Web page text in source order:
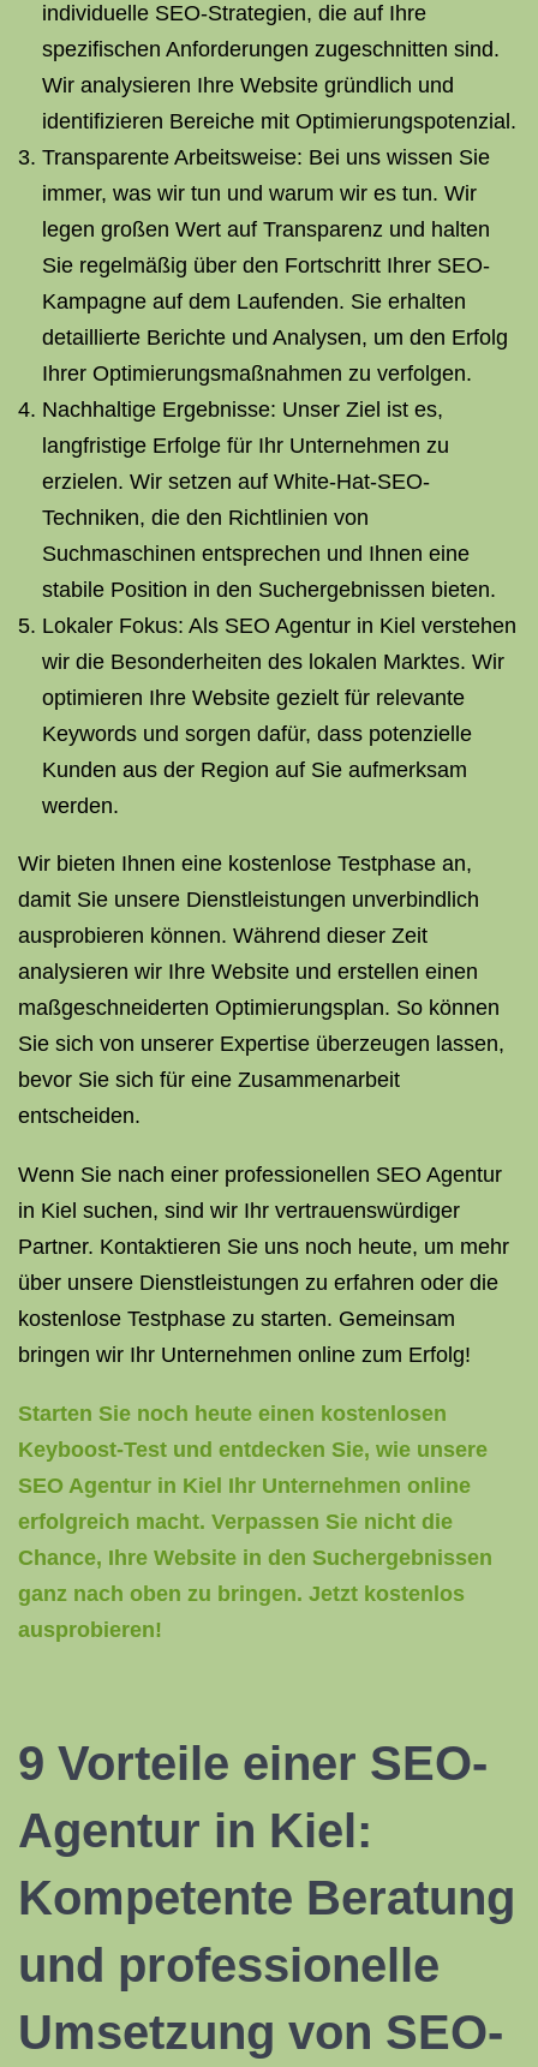
individuelle SEO-Strategien, die auf Ihre
spezifischen Anforderungen zugeschnitten sind.
Wir analysieren Ihre Website gründlich und
identifizieren Bereiche mit Optimierungspotenzial.
Transparente Arbeitsweise: Bei uns wissen Sie
immer, was wir tun und warum wir es tun. Wir
legen großen Wert auf Transparenz und halten
Sie regelmäßig über den Fortschritt Ihrer SEO-
Kampagne auf dem Laufenden. Sie erhalten
detaillierte Berichte und Analysen, um den Erfolg
Ihrer Optimierungsmaßnahmen zu verfolgen.
Nachhaltige Ergebnisse: Unser Ziel ist es,
langfristige Erfolge für Ihr Unternehmen zu
erzielen. Wir setzen auf White-Hat-SEO-
Techniken, die den Richtlinien von
Suchmaschinen entsprechen und Ihnen eine
stabile Position in den Suchergebnissen bieten.
Lokaler Fokus: Als SEO Agentur in Kiel verstehen
wir die Besonderheiten des lokalen Marktes. Wir
optimieren Ihre Website gezielt für relevante
Keywords und sorgen dafür, dass potenzielle
Kunden aus der Region auf Sie aufmerksam
werden.
Wir bieten Ihnen eine kostenlose Testphase an,
damit Sie unsere Dienstleistungen unverbindlich
ausprobieren können. Während dieser Zeit
analysieren wir Ihre Website und erstellen einen
maßgeschneiderten Optimierungsplan. So können
Sie sich von unserer Expertise überzeugen lassen,
bevor Sie sich für eine Zusammenarbeit
entscheiden.
Wenn Sie nach einer professionellen SEO Agentur
in Kiel suchen, sind wir Ihr vertrauenswürdiger
Partner. Kontaktieren Sie uns noch heute, um mehr
über unsere Dienstleistungen zu erfahren oder die
kostenlose Testphase zu starten. Gemeinsam
bringen wir Ihr Unternehmen online zum Erfolg!
Starten Sie noch heute einen kostenlosen
Keyboost-Test und entdecken Sie, wie unsere
SEO Agentur in Kiel Ihr Unternehmen online
erfolgreich macht. Verpassen Sie nicht die
Chance, Ihre Website in den Suchergebnissen
ganz nach oben zu bringen. Jetzt kostenlos
ausprobieren!
9 Vorteile einer SEO-
Agentur in Kiel:
Kompetente Beratung
und professionelle
Umsetzung von SEO-